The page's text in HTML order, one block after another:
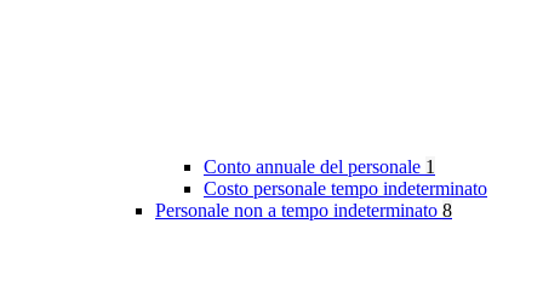
Conto annuale del personale 1
Costo personale tempo indeterminato
Personale non a tempo indeterminato 8